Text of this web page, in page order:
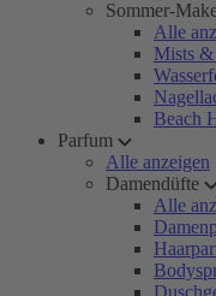
Sommer-
Alle
Mists &
Beach
Parfum
Alle anzeigen
Damendüfte
Alle